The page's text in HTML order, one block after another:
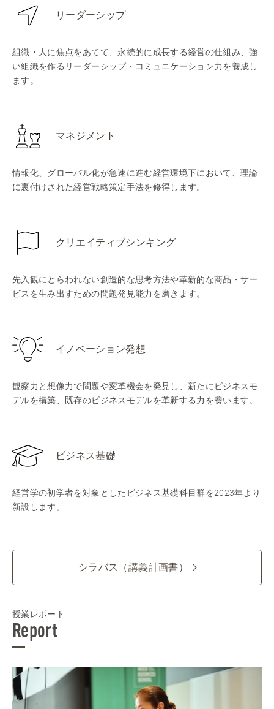
リーダーシップ
組織・人に焦点をあてて、永続的に成長する経営の仕組み、強
い組織を作るリーダーシップ・コミュニケーション力を養成し
ます。
マネジメント
情報化、グローバル化が急速に進む経営環境下において、理論
に裏付けされた経営戦略策定手法を修得します。
クリエイティブシンキング
先入観にとらわれない創造的な思考方法や革新的な商品・サー
ビスを生み出すための問題発見能力を磨きます。
イノベーション発想
観察力と想像力で問題や変革機会を発見し、新たにビジネスモ
デルを構築、既存のビジネスモデルを革新する力を養います。
ビジネス基礎
経営学の初学者を対象としたビジネス基礎科目群を2023年より
新設します。
シラバス（講義計画書）
授業レポート
Report